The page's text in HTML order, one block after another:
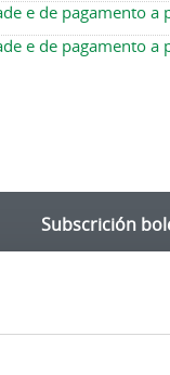
e de pagamento a
e de pagamento a
Subscrición